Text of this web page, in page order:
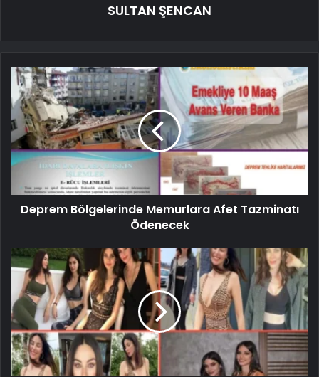
SULTAN ŞENCAN
Deprem Bölgelerinde Memurlara Afet Tazminatı
Ödenecek